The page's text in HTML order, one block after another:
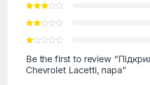
Be the first to review
Chevrolet Lacetti, пара”